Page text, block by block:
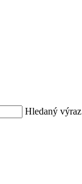
Hledaný výraz